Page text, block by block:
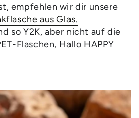
empfehlen wir dir unsere
aus Glas.
so Y2K, aber nicht auf die
Flaschen, Hallo HAPPY